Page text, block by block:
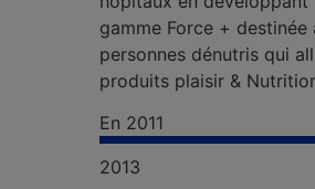
gamme Force + destinée
personnes dénutris qui
produits plaisir &
En 2011
2013